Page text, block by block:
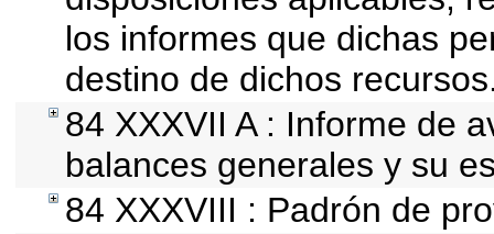
los informes que dichas
destino de dichos
84 XXXVII A : Informe de
balances generales y su
84 XXXVIII : Padrón de